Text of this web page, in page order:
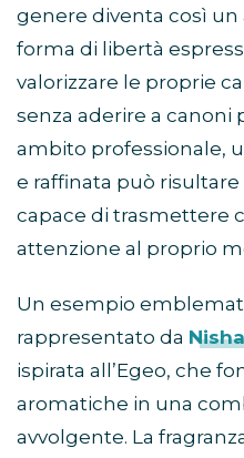
genere diventa così un
forma di libertà
valorizzare le proprie
senza aderire a canoni
ambito professionale,
e raffinata può
capace di trasmettere
attenzione al proprio
Un esempio
rappresentato da
ispirata all’Egeo, che
aromatiche in una
avvolgente. La